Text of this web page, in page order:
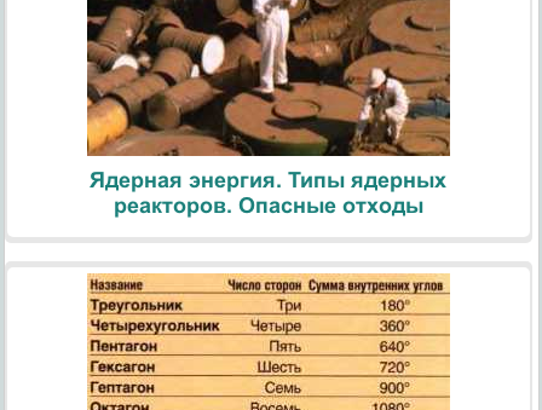
Ядерная энергия. Типы ядерных
реакторов. Опасные отходы